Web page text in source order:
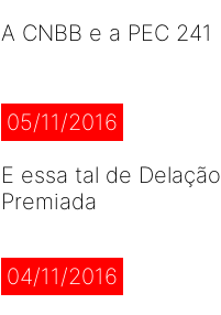
A CNBB e a PEC 241
05/11/2016
E essa tal de Delação
Premiada
04/11/2016